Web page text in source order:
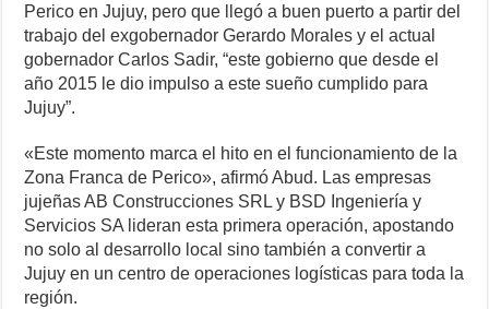
Perico en Jujuy, pero que llegó a buen puerto a partir del
trabajo del exgobernador Gerardo Morales y el actual
gobernador Carlos Sadir, “este gobierno que desde el
año 2015 le dio impulso a este sueño cumplido para
Jujuy”.
«Este momento marca el hito en el funcionamiento de la
Zona Franca de Perico», afirmó Abud. Las empresas
jujeñas AB Construcciones SRL y BSD Ingeniería y
Servicios SA lideran esta primera operación, apostando
no solo al desarrollo local sino también a convertir a
Jujuy en un centro de operaciones logísticas para toda la
región.